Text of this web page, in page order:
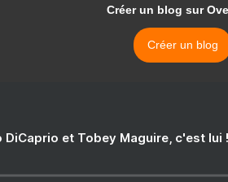
Créer un blog sur
Créer un blog
DiCaprio et Tobey Maguire, c'est